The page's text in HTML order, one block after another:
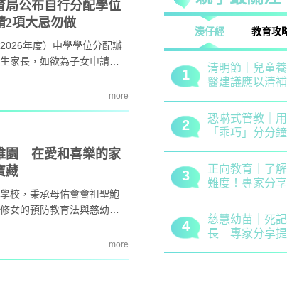
局公布自行分配學位
項大忌勿做
年度）中學學位分配辦
家長，如欲為子女申請官
位，必須在2026年1月2日
。家長如欲獲取全港中學
more
園 在愛和喜樂的家
藏
校，秉承母佑會會祖聖鮑
女的預防教育法與慈幼家
發的學習環境，讓孩子在
，奠定人生的美好起點。
more
親子玩樂 安樂窩 湊仔經 教育攻
十七屆「香港盃外交知識競
閱讀計劃」正式公開招募！累
受惠達118,000家庭
青研究近半SEN兒童家長曾遭
勿放上網公審
兒童 坐私家車須強制用兒童
1
清明節｜兒童
醫建議應以清
2
恐嚇式管教｜
「乖巧」分分
3
正向教育｜了
難度！專家分
4
慈慧幼苗｜死
長 專家分享提